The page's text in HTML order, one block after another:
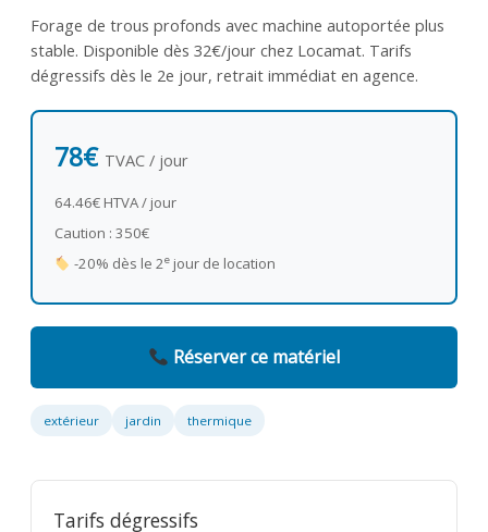
Forage de trous profonds avec machine autoportée plus
stable. Disponible dès 32€/jour chez Locamat. Tarifs
dégressifs dès le 2e jour, retrait immédiat en agence.
78€ TVAC / jour
64.46€ HTVA / jour
Caution : 350€
-20% dès le 2ejour de location
Réserver ce matériel
extérieur jardin thermique
Tarifs dégressifs